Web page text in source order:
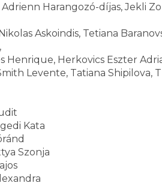
Harangozó-díjas, Jekli
Askoindis, Tetiana
Henrique, Herkovics Eszter
Levente, Tatiana Shipilova,
Kata
Szonja